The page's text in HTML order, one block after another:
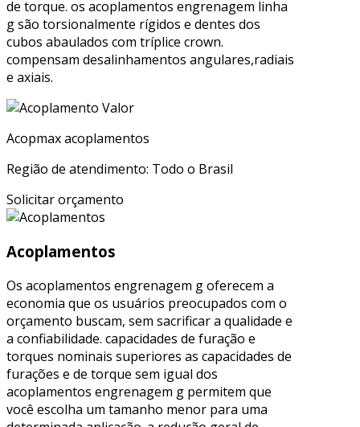
de torque. os acoplamentos engrenagem linha
g são torsionalmente rígidos e dentes dos
cubos abaulados com tríplice crown.
compensam desalinhamentos angulares,radiais
e axiais.
Acopmax acoplamentos
Região de atendimento: Todo o Brasil
Solicitar orçamento
Acoplamentos
Os acoplamentos engrenagem g oferecem a
economia que os usuários preocupados com o
orçamento buscam, sem sacrificar a qualidade e
a confiabilidade. capacidades de furação e
torques nominais superiores as capacidades de
furações e de torque sem igual dos
acoplamentos engrenagem g permitem que
você escolha um tamanho menor para uma